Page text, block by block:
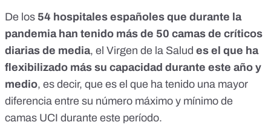
De los 54 hospitales españoles que durante la
pandemia han tenido más de 50 camas de críticos
diarias de media, el Virgen de la Salud es el que ha
flexibilizado más su capacidad durante este año y
medio, es decir, que es el que ha tenido una mayor
diferencia entre su número máximo y mínimo de
camas UCI durante este período.